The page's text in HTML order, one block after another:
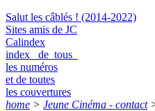
Salut les câblés ! (2014-2022)
Sites amis de JC
Calindex
index de tous
les numéros
et de toutes
les couvertures
home > Jeune Cinéma - contact